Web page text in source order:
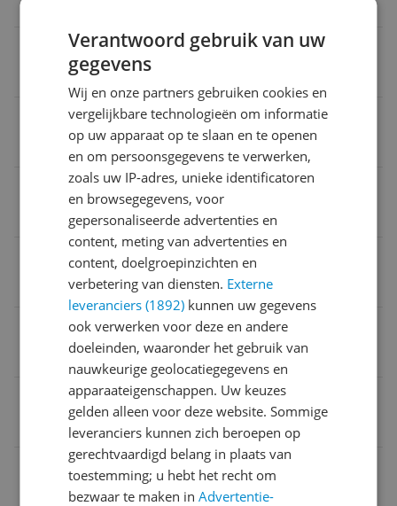
ECE goedkeuring
Maximale hoofdomtrek in cm
Geschikt voor Fietstype
Mountainbike
Product lengte
Naam verantwoordelijke marktdeelnemer in de EU
BBB Cycling (Augusta Benelux B.V.)
Verpakking lengte
Personage
Verantwoord gebruik van uw
gegevens
Wij en onze partners gebruiken cookies en
vergelijkbare technologieën om informatie
op uw apparaat op te slaan en te openen
en om persoonsgegevens te verwerken,
zoals uw IP-adres, unieke identificatoren
en browsegegevens, voor
gepersonaliseerde advertenties en
content, meting van advertenties en
content, doelgroepinzichten en
verbetering van diensten. Externe
leveranciers (1892) kunnen uw gegevens
ook verwerken voor deze en andere
doeleinden, waaronder het gebruik van
nauwkeurige geolocatiegegevens en
apparaateigenschappen. Uw keuzes
gelden alleen voor deze website. Sommige
leveranciers kunnen zich beroepen op
gerechtvaardigd belang in plaats van
toestemming; u hebt het recht om
bezwaar te maken inAdvertentie-